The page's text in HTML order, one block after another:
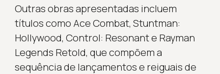
Outras obras apresentadas incluem
títulos como Ace Combat, Stuntman:
Hollywood, Control: Resonant e Rayman
Legends Retold, que compõem a
sequência de lançamentos e reiguais de